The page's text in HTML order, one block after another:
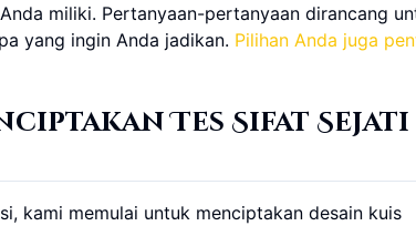
miliki. Pertanyaan-pertanyaan dirancang
yang ingin Anda jadikan. Pilihan Anda juga
Tes Sifat Sejati
kami memulai untuk menciptakan desain kuis